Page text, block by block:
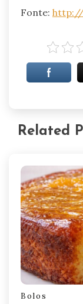
Fonte: http://
Related
Bolos